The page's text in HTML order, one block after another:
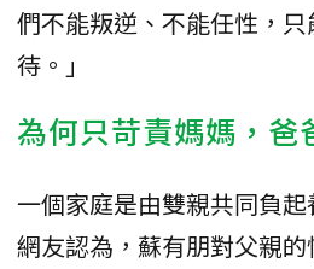
們不能叛逆、不能任性，
待。」
為何只苛責媽媽，爸
一個家庭是由雙親共同負
網友認為，蘇有朋對父親的